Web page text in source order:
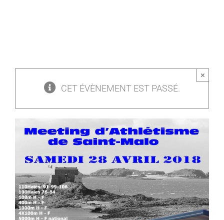
CET ÉVÈNEMENT EST PASSÉ.
×